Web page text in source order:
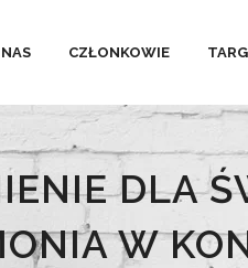
CZŁONKOWIE
DLA
W